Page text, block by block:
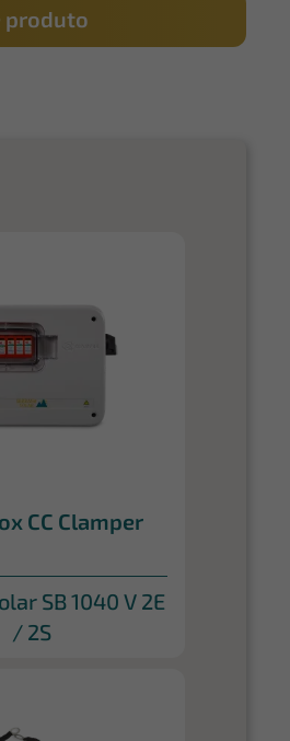
produto
CC Clamper
SB 1040 V 2E
/ 2S